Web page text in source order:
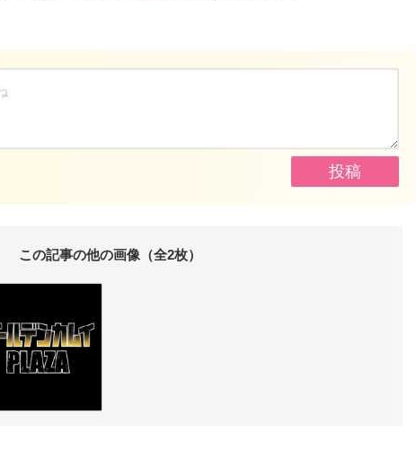
この記事の他の画像（全2枚）